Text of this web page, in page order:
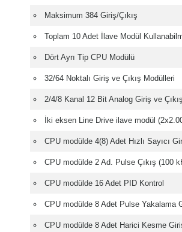
Maksimum 384 Giriş/Çıkış
Toplam 10 Adet İlave Modül
Dört Ayrı Tip CPU Modülü
32/64 Noktalı Giriş ve Çıkış Modülleri
2/4/8 Kanal 12 Bit Analog Giriş ve
İki eksen Line Drive ilave modül
CPU modülde 4(8) Adet Hızlı Sayıcı
CPU modülde 2 Ad. Pulse Çıkış (100
CPU modülde 16 Adet PID Kontrol
CPU modülde 8 Adet Pulse Yakalama
CPU modülde 8 Adet Harici Kesme